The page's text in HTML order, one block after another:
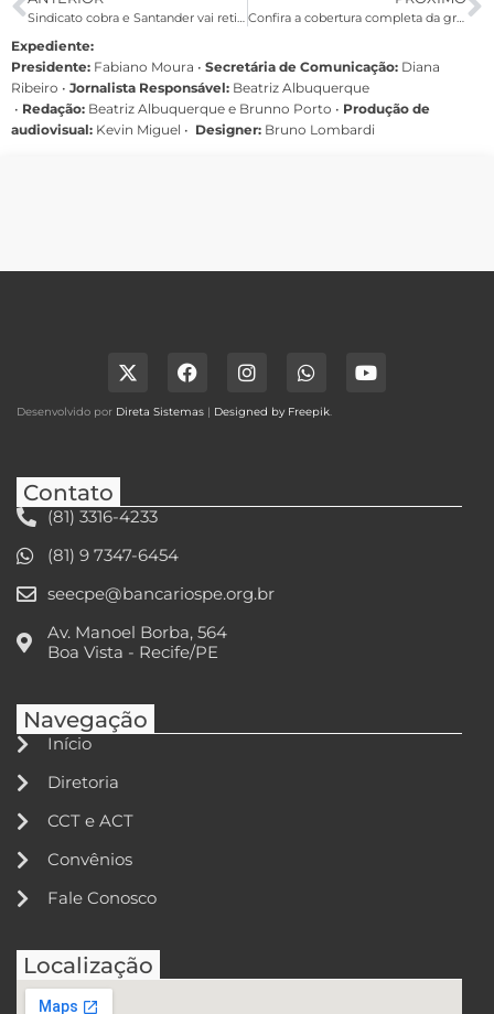
Sindicato cobra e Santander vai retirar publicidade com bancários em pose sensuais Confira a cobertura completa da greve dos bancários
Expediente:
Presidente: Fabiano Moura • Secretária de Comunicação: Diana
Ribeiro • Jornalista Responsável: Beatriz Albuquerque
• Redação: Beatriz Albuquerque e Brunno Porto • Produção de
audiovisual: Kevin Miguel • Designer: Bruno Lombardi
Desenvolvido por Direta Sistemas | Designed by Freepik.
Contato
(81) 3316-4233
(81) 9 7347-6454
seecpe@bancariospe.org.br
Av. Manoel Borba, 564
Boa Vista - Recife/PE
Navegação
Início
Diretoria
CCT e ACT
Convênios
Fale Conosco
Localização